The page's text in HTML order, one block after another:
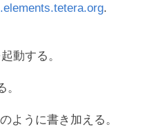
.
動する。
ように書き加える。